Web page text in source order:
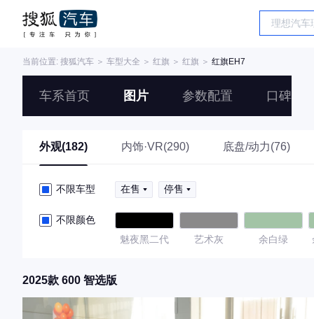
当前位置: 搜狐汽车 ＞ 车型大全 ＞ 红旗 ＞ 红旗 ＞ 红旗EH7
车系首页 图片 参数配置 口碑
外观(182) 内饰·VR(290) 底盘/动力(76)
不限车型 在售 停售
不限颜色
魅夜黑二代
艺术灰 余白绿
2025款 600 智选版